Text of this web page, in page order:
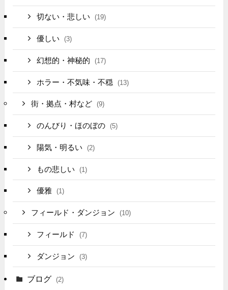
切ない・悲しい (19)
優しい (3)
幻想的・神秘的 (17)
ホラー・不気味・不穏 (13)
街・拠点・村など (9)
のんびり・ほのぼの (5)
陽気・明るい (2)
もの悲しい (1)
優雅 (1)
フィールド・ダンジョン (10)
フィールド (7)
ダンジョン (3)
ブログ (2)